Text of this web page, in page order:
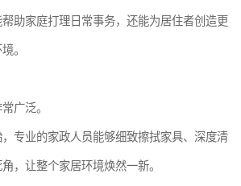
助家庭打理日常事务，还能为居住者创造更
。
广泛。
专业的家政人员能够细致擦拭家具、深度清
，让整个家居环境焕然一新。